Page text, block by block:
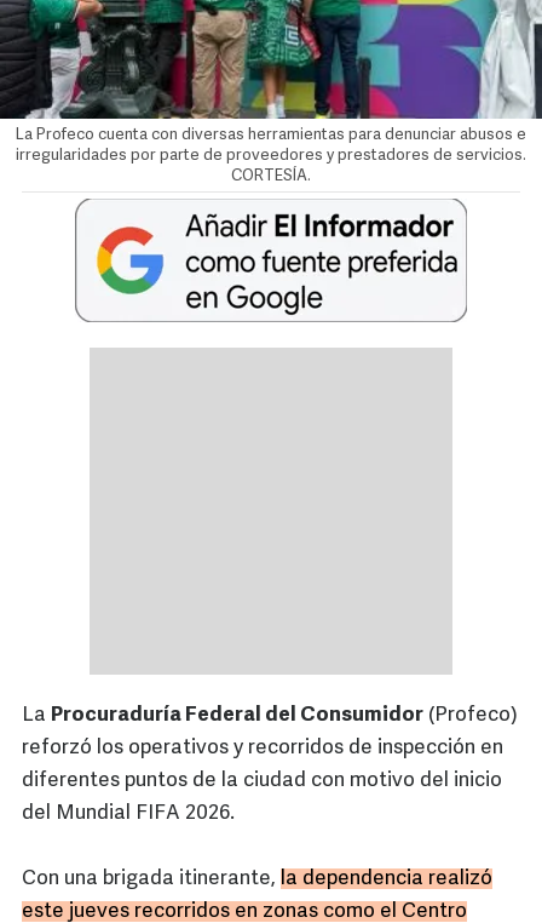
La Profeco cuenta con diversas herramientas para denunciar abusos e
irregularidades por parte de proveedores y prestadores de servicios.
CORTESÍA.
La Procuraduría Federal del Consumidor (Profeco)
reforzó los operativos y recorridos de inspección en
diferentes puntos de la ciudad con motivo del inicio
del Mundial FIFA 2026.
Con una brigada itinerante, la dependencia realizó
este jueves recorridos en zonas como el Centro